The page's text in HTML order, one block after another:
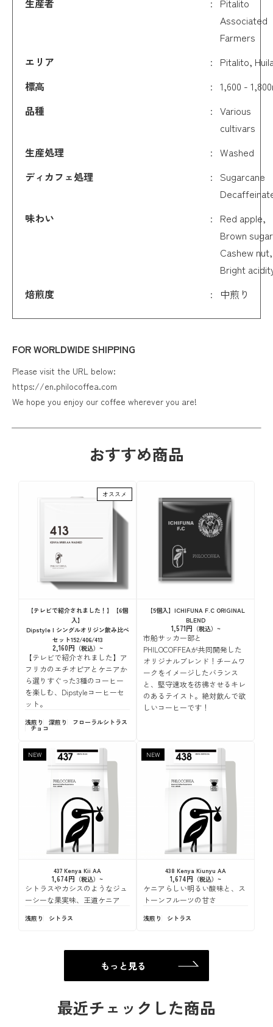
生産者
Pitalito
Associated
Farmers
エリア
Pitalito,
標高
1,600 -
品種
Various
cultivars
生産処理
Washed
ディカフェ処理
Sugarcane
味わい
Red apple,
Brown
Cashew nut,
Bright
焙煎度
中煎り
FOR WORLDWIDE SHIPPING
Please visit the URL below:
https://en.philocoffea.com
We hope you enjoy our coffee wherever you are!
おすすめ商品
オススメ
【テレビで紹介されました！】【6個
入】
Dipstyle | シングルオリジン飲み比べ
セット152/406/413
2,160円
【テレビで紹介されました】ア
フリカのエチオピアとケニアか
ら選りすぐった3種のコーヒー
を楽しむ、Dipstyleコーヒーセ
ット。
浅煎り 深煎り フローラルシトラス
チョコ
【5個入】ICHIFUNA F.C ORIGINAL
BLEND
1,571円
市船サッカー部と
PHILOCOFFEAが共同開発した
オリジナルブレンド！チームワ
ークをイメージしたバランス
と、堅守速攻を彷彿させるキレ
のあるテイスト。絶対飲んで欲
しいコーヒーです！
NEW
437 Kenya Kii AA
1,674円
シトラスやカシスのようなジュ
ーシーな果実味、王道ケニア
浅煎り シトラス
NEW
438 Kenya Kiunyu AA
1,674円
ケニアらしい明るい酸味と、ス
トーンフルーツの甘さ
浅煎り シトラス
もっと見る
最近チェックした商品